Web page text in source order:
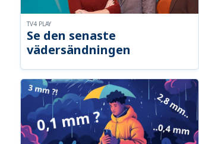
Se den senaste
vädersändningen
TV4 PLAY